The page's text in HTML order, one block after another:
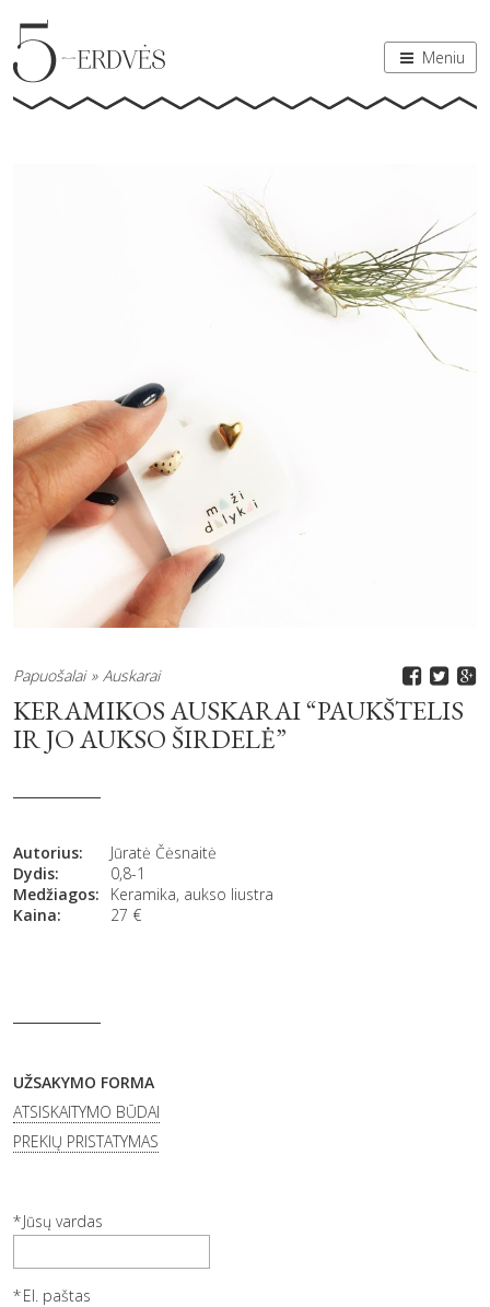
Meniu
Papuošalai Auskarai
KERAMIKOS AUSKARAI “PAUKŠTELIS
IR JO AUKSO ŠIRDELĖ”
Autorius:
Jūratė Čėsnaitė
Dydis:
0,8-1
Medžiagos:
Keramika, aukso liustra
Kaina:
27 €
UŽSAKYMO FORMA
ATSISKAITYMO BŪDAI
PREKIŲ PRISTATYMAS
Jūsų vardas
El. paštas